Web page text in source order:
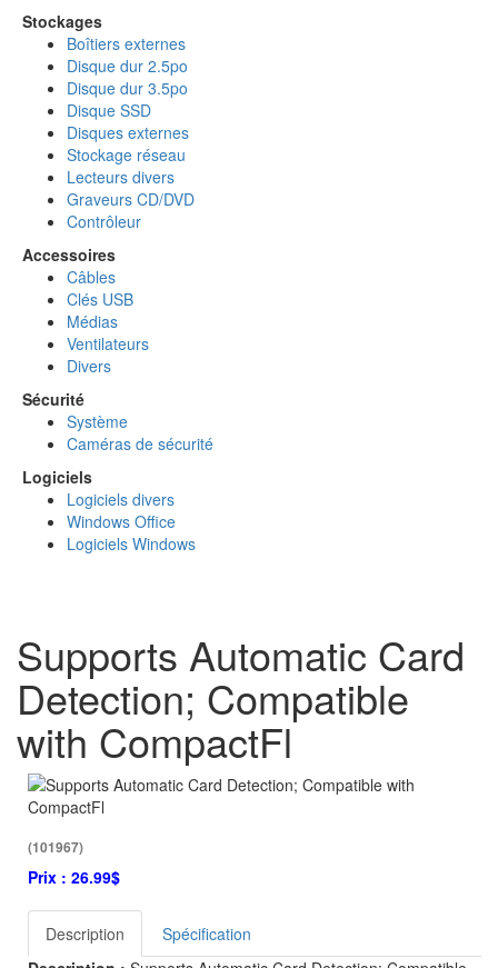
Stockages
Boîtiers externes
Disque dur 2.5po
Disque dur 3.5po
Disque SSD
Disques externes
Stockage réseau
Lecteurs divers
Graveurs CD/DVD
Contrôleur
Accessoires
Câbles
Clés USB
Médias
Ventilateurs
Divers
Sécurité
Système
Caméras de sécurité
Logiciels
Logiciels divers
Windows Office
Logiciels Windows
Supports Automatic Card
Detection; Compatible
with CompactFl
(101967)
Prix : 26.99$
Description
Spécification